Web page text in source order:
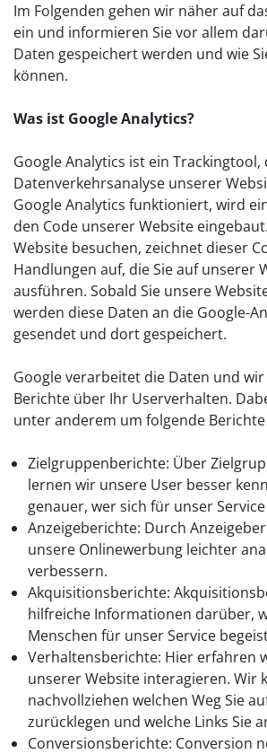
Im Folgenden gehen wir näher auf
ein und informieren Sie vor allem
Daten gespeichert werden und wie
können.
Was ist Google Analytics?
Google Analytics ist ein Trackingtool,
Datenverkehrsanalyse unserer
Google Analytics funktioniert, wird
den Code unserer Website
Website besuchen, zeichnet dieser
Handlungen auf, die Sie auf unserer
ausführen. Sobald Sie unsere
werden diese Daten an die Google-
gesendet und dort gespeichert.
Google verarbeitet die Daten und
Berichte über Ihr Userverhalten.
unter anderem um folgende
Zielgruppenberichte: Über
lernen wir unsere User besser
genauer, wer sich für unser
Anzeigeberichte: Durch
unsere Onlinewerbung leichter
verbessern.
Akquisitionsberichte:
hilfreiche Informationen darüber,
Menschen für unser Service
Verhaltensberichte: Hier erfahren
unserer Website interagieren. Wir
nachvollziehen welchen Weg Sie
zurücklegen und welche Links Sie
Conversionsberichte: Conversion